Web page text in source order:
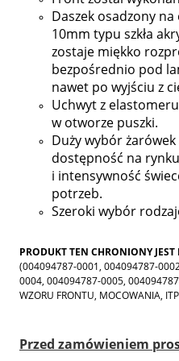
Daszek osadzony
10mm typu szkła
zostaje miękko
bezpośrednio pod
nawet po wyjściu z
Uchwyt z
w otworze puszki.
Duży wybór
dostępność na
i intensywność
potrzeb.
Szeroki wybór
PRODUKT TEN CHRONIONY
(004094787-0001, 004094787-
0004, 004094787-0005,
WZORU FRONTU, MOCOWANIA,
Przed zamówieniem